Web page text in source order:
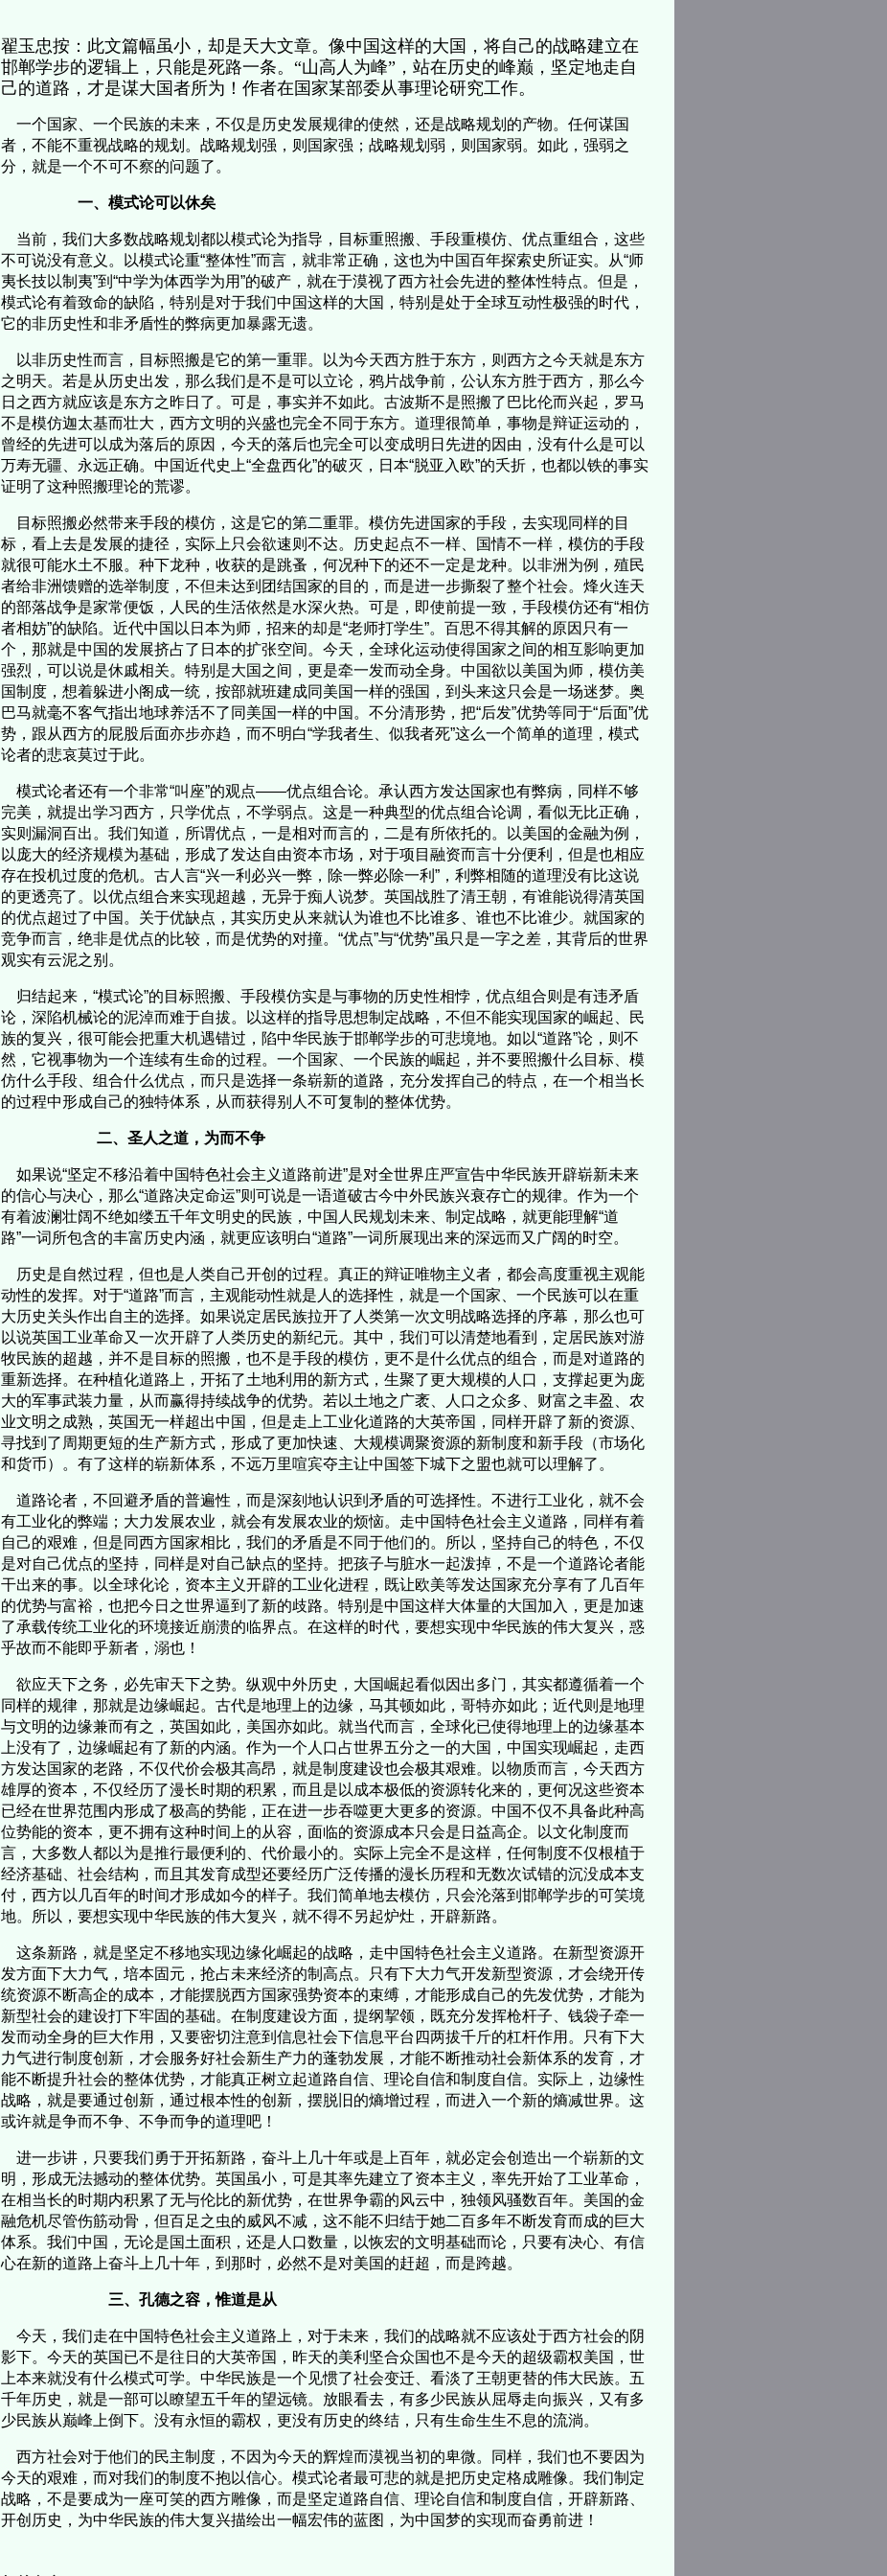
翟玉忠按：此文篇幅虽小，却是天大文章。像中国这样的大国，将自己的战略建立在
邯郸学步的逻辑上，只能是死路一条。“山高人为峰”，站在历史的峰巅，坚定地走自
己的道路，才是谋大国者所为！作者在国家某部委从事理论研究工作。
一个国家、一个民族的未来，不仅是历史发展规律的使然，还是战略规划的产物。任何谋国
者，不能不重视战略的规划。战略规划强，则国家强；战略规划弱，则国家弱。如此，强弱之
分，就是一个不可不察的问题了。
一、模式论可以休矣
当前，我们大多数战略规划都以模式论为指导，目标重照搬、手段重模仿、优点重组合，这些
不可说没有意义。以模式论重“整体性”而言，就非常正确，这也为中国百年探索史所证实。从“师
夷长技以制夷”到“中学为体西学为用”的破产，就在于漠视了西方社会先进的整体性特点。但是，
模式论有着致命的缺陷，特别是对于我们中国这样的大国，特别是处于全球互动性极强的时代，
它的非历史性和非矛盾性的弊病更加暴露无遗。
以非历史性而言，目标照搬是它的第一重罪。以为今天西方胜于东方，则西方之今天就是东方
之明天。若是从历史出发，那么我们是不是可以立论，鸦片战争前，公认东方胜于西方，那么今
日之西方就应该是东方之昨日了。可是，事实并不如此。古波斯不是照搬了巴比伦而兴起，罗马
不是模仿迦太基而壮大，西方文明的兴盛也完全不同于东方。道理很简单，事物是辩证运动的，
曾经的先进可以成为落后的原因，今天的落后也完全可以变成明日先进的因由，没有什么是可以
万寿无疆、永远正确。中国近代史上“全盘西化”的破灭，日本“脱亚入欧”的夭折，也都以铁的事实
证明了这种照搬理论的荒谬。
目标照搬必然带来手段的模仿，这是它的第二重罪。模仿先进国家的手段，去实现同样的目
标，看上去是发展的捷径，实际上只会欲速则不达。历史起点不一样、国情不一样，模仿的手段
就很可能水土不服。种下龙种，收获的是跳蚤，何况种下的还不一定是龙种。以非洲为例，殖民
者给非洲馈赠的选举制度，不但未达到团结国家的目的，而是进一步撕裂了整个社会。烽火连天
的部落战争是家常便饭，人民的生活依然是水深火热。可是，即使前提一致，手段模仿还有“相仿
者相妨”的缺陷。近代中国以日本为师，招来的却是“老师打学生”。百思不得其解的原因只有一
个，那就是中国的发展挤占了日本的扩张空间。今天，全球化运动使得国家之间的相互影响更加
强烈，可以说是休戚相关。特别是大国之间，更是牵一发而动全身。中国欲以美国为师，模仿美
国制度，想着躲进小阁成一统，按部就班建成同美国一样的强国，到头来这只会是一场迷梦。奥
巴马就毫不客气指出地球养活不了同美国一样的中国。不分清形势，把“后发”优势等同于“后面”优
势，跟从西方的屁股后面亦步亦趋，而不明白“学我者生、似我者死”这么一个简单的道理，模式
论者的悲哀莫过于此。
模式论者还有一个非常“叫座”的观点——优点组合论。承认西方发达国家也有弊病，同样不够
完美，就提出学习西方，只学优点，不学弱点。这是一种典型的优点组合论调，看似无比正确，
实则漏洞百出。我们知道，所谓优点，一是相对而言的，二是有所依托的。以美国的金融为例，
以庞大的经济规模为基础，形成了发达自由资本市场，对于项目融资而言十分便利，但是也相应
存在投机过度的危机。古人言“兴一利必兴一弊，除一弊必除一利”，利弊相随的道理没有比这说
的更透亮了。以优点组合来实现超越，无异于痴人说梦。英国战胜了清王朝，有谁能说得清英国
的优点超过了中国。关于优缺点，其实历史从来就认为谁也不比谁多、谁也不比谁少。就国家的
竞争而言，绝非是优点的比较，而是优势的对撞。“优点”与“优势”虽只是一字之差，其背后的世界
观实有云泥之别。
归结起来，“模式论”的目标照搬、手段模仿实是与事物的历史性相悖，优点组合则是有违矛盾
论，深陷机械论的泥淖而难于自拔。以这样的指导思想制定战略，不但不能实现国家的崛起、民
族的复兴，很可能会把重大机遇错过，陷中华民族于邯郸学步的可悲境地。如以“道路”论，则不
然，它视事物为一个连续有生命的过程。一个国家、一个民族的崛起，并不要照搬什么目标、模
仿什么手段、组合什么优点，而只是选择一条崭新的道路，充分发挥自己的特点，在一个相当长
的过程中形成自己的独特体系，从而获得别人不可复制的整体优势。
二、圣人之道，为而不争
如果说“坚定不移沿着中国特色社会主义道路前进”是对全世界庄严宣告中华民族开辟崭新未来
的信心与决心，那么“道路决定命运”则可说是一语道破古今中外民族兴衰存亡的规律。作为一个
有着波澜壮阔不绝如缕五千年文明史的民族，中国人民规划未来、制定战略，就更能理解“道
路”一词所包含的丰富历史内涵，就更应该明白“道路”一词所展现出来的深远而又广阔的时空。
历史是自然过程，但也是人类自己开创的过程。真正的辩证唯物主义者，都会高度重视主观能
动性的发挥。对于“道路”而言，主观能动性就是人的选择性，就是一个国家、一个民族可以在重
大历史关头作出自主的选择。如果说定居民族拉开了人类第一次文明战略选择的序幕，那么也可
以说英国工业革命又一次开辟了人类历史的新纪元。其中，我们可以清楚地看到，定居民族对游
牧民族的超越，并不是目标的照搬，也不是手段的模仿，更不是什么优点的组合，而是对道路的
重新选择。在种植化道路上，开拓了土地利用的新方式，生聚了更大规模的人口，支撑起更为庞
大的军事武装力量，从而赢得持续战争的优势。若以土地之广袤、人口之众多、财富之丰盈、农
业文明之成熟，英国无一样超出中国，但是走上工业化道路的大英帝国，同样开辟了新的资源、
寻找到了周期更短的生产新方式，形成了更加快速、大规模调聚资源的新制度和新手段（市场化
和货币）。有了这样的崭新体系，不远万里喧宾夺主让中国签下城下之盟也就可以理解了。
道路论者，不回避矛盾的普遍性，而是深刻地认识到矛盾的可选择性。不进行工业化，就不会
有工业化的弊端；大力发展农业，就会有发展农业的烦恼。走中国特色社会主义道路，同样有着
自己的艰难，但是同西方国家相比，我们的矛盾是不同于他们的。所以，坚持自己的特色，不仅
是对自己优点的坚持，同样是对自己缺点的坚持。把孩子与脏水一起泼掉，不是一个道路论者能
干出来的事。以全球化论，资本主义开辟的工业化进程，既让欧美等发达国家充分享有了几百年
的优势与富裕，也把今日之世界逼到了新的歧路。特别是中国这样大体量的大国加入，更是加速
了承载传统工业化的环境接近崩溃的临界点。在这样的时代，要想实现中华民族的伟大复兴，惑
乎故而不能即乎新者，溺也！
欲应天下之务，必先审天下之势。纵观中外历史，大国崛起看似因出多门，其实都遵循着一个
同样的规律，那就是边缘崛起。古代是地理上的边缘，马其顿如此，哥特亦如此；近代则是地理
与文明的边缘兼而有之，英国如此，美国亦如此。就当代而言，全球化已使得地理上的边缘基本
上没有了，边缘崛起有了新的内涵。作为一个人口占世界五分之一的大国，中国实现崛起，走西
方发达国家的老路，不仅代价会极其高昂，就是制度建设也会极其艰难。以物质而言，今天西方
雄厚的资本，不仅经历了漫长时期的积累，而且是以成本极低的资源转化来的，更何况这些资本
已经在世界范围内形成了极高的势能，正在进一步吞噬更大更多的资源。中国不仅不具备此种高
位势能的资本，更不拥有这种时间上的从容，面临的资源成本只会是日益高企。以文化制度而
言，大多数人都以为是推行最便利的、代价最小的。实际上完全不是这样，任何制度不仅根植于
经济基础、社会结构，而且其发育成型还要经历广泛传播的漫长历程和无数次试错的沉没成本支
付，西方以几百年的时间才形成如今的样子。我们简单地去模仿，只会沦落到邯郸学步的可笑境
地。所以，要想实现中华民族的伟大复兴，就不得不另起炉灶，开辟新路。
这条新路，就是坚定不移地实现边缘化崛起的战略，走中国特色社会主义道路。在新型资源开
发方面下大力气，培本固元，抢占未来经济的制高点。只有下大力气开发新型资源，才会绕开传
统资源不断高企的成本，才能摆脱西方国家强势资本的束缚，才能形成自己的先发优势，才能为
新型社会的建设打下牢固的基础。在制度建设方面，提纲挈领，既充分发挥枪杆子、钱袋子牵一
发而动全身的巨大作用，又要密切注意到信息社会下信息平台四两拔千斤的杠杆作用。只有下大
力气进行制度创新，才会服务好社会新生产力的蓬勃发展，才能不断推动社会新体系的发育，才
能不断提升社会的整体优势，才能真正树立起道路自信、理论自信和制度自信。实际上，边缘性
战略，就是要通过创新，通过根本性的创新，摆脱旧的熵增过程，而进入一个新的熵减世界。这
或许就是争而不争、不争而争的道理吧！
进一步讲，只要我们勇于开拓新路，奋斗上几十年或是上百年，就必定会创造出一个崭新的文
明，形成无法撼动的整体优势。英国虽小，可是其率先建立了资本主义，率先开始了工业革命，
在相当长的时期内积累了无与伦比的新优势，在世界争霸的风云中，独领风骚数百年。美国的金
融危机尽管伤筋动骨，但百足之虫的威风不减，这不能不归结于她二百多年不断发育而成的巨大
体系。我们中国，无论是国土面积，还是人口数量，以恢宏的文明基础而论，只要有决心、有信
心在新的道路上奋斗上几十年，到那时，必然不是对美国的赶超，而是跨越。
三、孔德之容，惟道是从
今天，我们走在中国特色社会主义道路上，对于未来，我们的战略就不应该处于西方社会的阴
影下。今天的英国已不是往日的大英帝国，昨天的美利坚合众国也不是今天的超级霸权美国，世
上本来就没有什么模式可学。中华民族是一个见惯了社会变迁、看淡了王朝更替的伟大民族。五
千年历史，就是一部可以瞭望五千年的望远镜。放眼看去，有多少民族从屈辱走向振兴，又有多
少民族从巅峰上倒下。没有永恒的霸权，更没有历史的终结，只有生命生生不息的流淌。
西方社会对于他们的民主制度，不因为今天的辉煌而漠视当初的卑微。同样，我们也不要因为
今天的艰难，而对我们的制度不抱以信心。模式论者最可悲的就是把历史定格成雕像。我们制定
战略，不是要成为一座可笑的西方雕像，而是坚定道路自信、理论自信和制度自信，开辟新路、
开创历史，为中华民族的伟大复兴描绘出一幅宏伟的蓝图，为中国梦的实现而奋勇前进！